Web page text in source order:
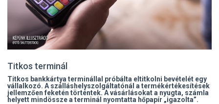
Titkos terminál
Titkos bankkártya terminállal próbálta eltitkolni bevételét egy
vállalkozó. A szálláshelyszolgáltatónál a termékértékesítések
jellemzően feketén történtek. A vásárlásokat a nyugta, számla
helyett mindössze a terminál nyomtatta hőpapír „igazolta”.